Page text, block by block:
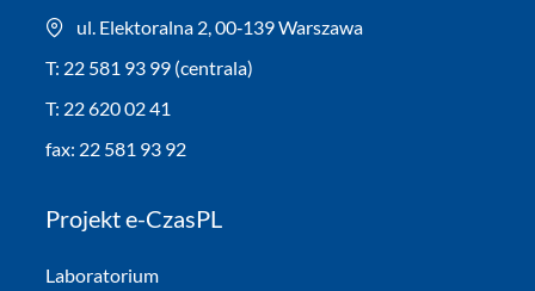
ul. Elektoralna 2, 00‑139 Warszawa
T: 22 581 93 99 (centrala)
T: 22 620 02 41
fax: 22 581 93 92
Projekt e-CzasPL
Laboratorium